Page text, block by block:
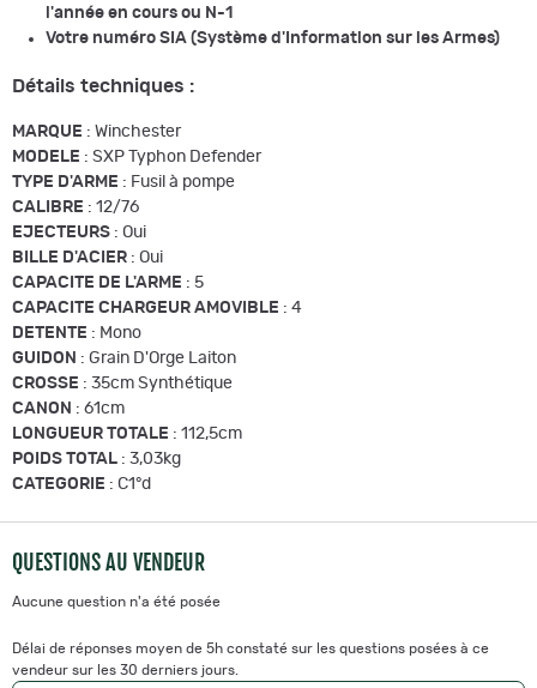
l'année en cours ou N-1
Votre numéro SIA (Système d'Information sur les Armes)
Détails techniques :
MARQUE : Winchester
MODELE : SXP Typhon Defender
TYPE D'ARME : Fusil à pompe
CALIBRE : 12/76
EJECTEURS : Oui
BILLE D'ACIER : Oui
CAPACITE DE L'ARME : 5
CAPACITE CHARGEUR AMOVIBLE : 4
DETENTE : Mono
GUIDON : Grain D'Orge Laiton
CROSSE : 35cm Synthétique
CANON : 61cm
LONGUEUR TOTALE : 112,5cm
POIDS TOTAL : 3,03kg
CATEGORIE : C1°d
QUESTIONS AU VENDEUR
Aucune question n'a été posée
Délai de réponses moyen de 5h constaté sur les questions posées à ce
vendeur sur les 30 derniers jours.